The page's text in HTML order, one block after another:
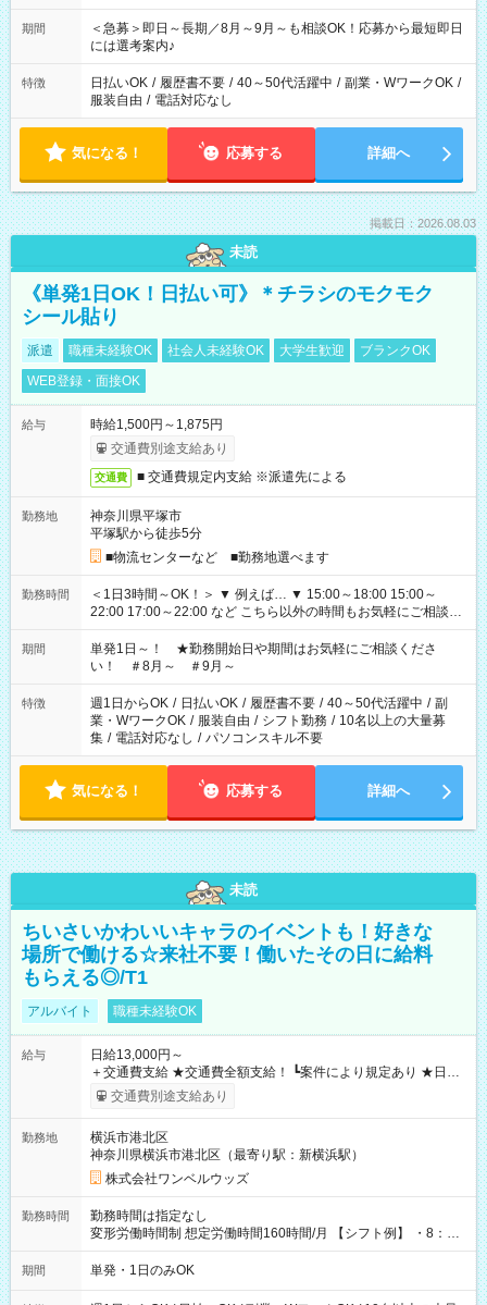
ば前職が、 在宅/財団法人/事務/コールセンター/受付/販売/カフェ
スタッフ スイーツ販売/ホテルフロント/化粧品販売/など 様々な
業界から入社して活躍されています♪
期間
＜急募＞即日～長期／8月～9月～も相談OK！応募から最短即日
には選考案内♪
特徴 日払いOK / 履歴書不要 / 40～50代活躍中 / 副業・WワークOK /
服装自由 / 電話対応なし
気になる！ 応募する 詳細へ
掲載日：2026.08.03
未読
《単発1日OK！日払い可》＊チラシのモクモク
シール貼り
派遣 職種未経験OK 社会人未経験OK 大学生歓迎
ブランクOK
WEB登録・面接OK
給与
時給1,500円～1,875円
交通費別途支給あり
交通費 ■ 交通費規定内支給 ※派遣先による
勤務地
神奈川県平塚市
平塚駅から徒歩5分
■物流センターなど ■勤務地選べます
勤務時間
＜1日3時間～OK！＞ ▼ 例えば… ▼ 15:00～18:00 15:00～
22:00 17:00～22:00 など こちら以外の時間もお気軽にご相談く
ださい！
期間
単発1日～！ ★勤務開始日や期間はお気軽にご相談くださ
い！ ＃8月～ ＃9月～
特徴 週1日からOK / 日払いOK / 履歴書不要 / 40～50代活躍中 / 副
業・WワークOK / 服装自由 / シフト勤務 / 10名以上の大量募
集 / 電話対応なし / パソコンスキル不要
気になる！ 応募する 詳細へ
未読
ちいさいかわいいキャラのイベントも！好きな
場所で働ける☆来社不要！働いたその日に給料
もらえる◎/T1
アルバイト 職種未経験OK
給与
日給13,000円～
＋交通費支給 ★交通費全額支給！ ┗案件により規定あり ★日払
いOK！（規定あり） ┗働いたその日に現金GET♪ お仕事後はコ
ンビニATMから 日払い分を引き落とせます！ 【試用期間】試
交通費別途支給あり
勤務地
横浜市港北区
神奈川県横浜市港北区（最寄り駅：新横浜駅）
株式会社ワンベルウッズ
勤務時間
勤務時間は指定なし
変形労働時間制 想定労働時間160時間/月 【シフト例】 ・8：00
～21：00
期間 単発・1日のみOK